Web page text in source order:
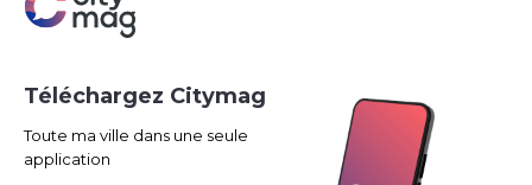
Téléchargez Citymag
Toute ma ville dans une seule
application